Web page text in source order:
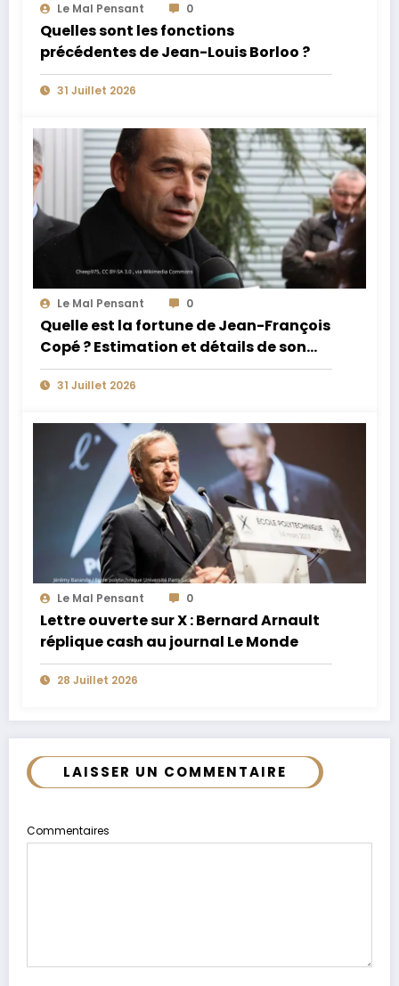
Le Mal Pensant 0
Quelles sont les fonctions
précédentes de Jean-Louis Borloo ?
31 Juillet 2026
Le Mal Pensant 0
Quelle est la fortune de Jean-François
Copé ? Estimation et détails de son
patrimoine
31 Juillet 2026
Le Mal Pensant 0
Lettre ouverte sur X : Bernard Arnault
réplique cash au journal Le Monde
28 Juillet 2026
LAISSER UN COMMENTAIRE
Commentaires